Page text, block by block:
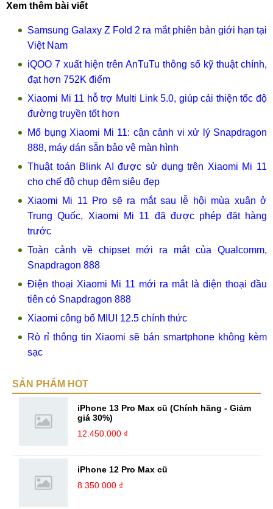
Xem thêm bài viết
Samsung Galaxy Z Fold 2 ra mắt phiên bản giới hạn tại
Việt Nam
iQOO 7 xuất hiện trên AnTuTu thông số kỹ thuật chính,
đạt hơn 752K điểm
Xiaomi Mi 11 hỗ trợ Multi Link 5.0, giúp cải thiện tốc độ
đường truyền tốt hơn
Mổ bụng Xiaomi Mi 11: cận cảnh vi xử lý Snapdragon
888, máy dán sẵn bảo vệ màn hình
Thuật toán Blink AI được sử dụng trên Xiaomi Mi 11
cho chế độ chụp đêm siêu đẹp
Xiaomi Mi 11 Pro sẽ ra mắt sau lễ hội mùa xuân ở
Trung Quốc, Xiaomi Mi 11 đã được phép đặt hàng
trước
Toàn cảnh về chipset mới ra mắt của Qualcomm,
Snapdragon 888
Điện thoại Xiaomi Mi 11 mới ra mắt là điện thoại đầu
tiên có Snapdragon 888
Xiaomi công bố MIUI 12.5 chính thức
Rò rỉ thông tin Xiaomi sẽ bán smartphone không kèm
sạc
SẢN PHẨM HOT
iPhone 13 Pro Max cũ (Chính hãng - Giảm
giá 30%)
12.450.000 ₫
iPhone 12 Pro Max cũ
8.350.000 ₫